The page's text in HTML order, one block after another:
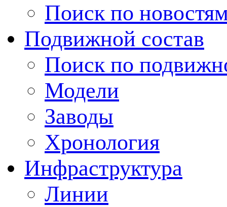
Поиск по
Подвижной состав
Поиск по
Модели
Заводы
Хронология
Инфраструктура
Линии